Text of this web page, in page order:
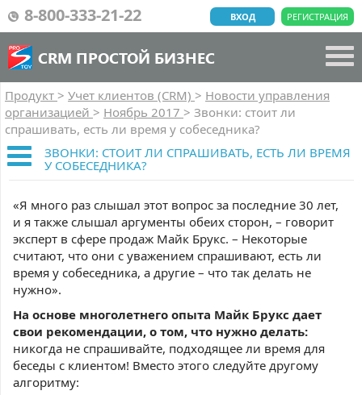
8-800-333-21-22 РЕГИСТРАЦИЯ
ВХОД
CRM ПРОСТОЙ БИЗНЕС
Продукт > Учет клиентов (CRM) > Новости управления
организацией > Ноябрь 2017 > Звонки: стоит ли
спрашивать, есть ли время у собеседника?
ЗВОНКИ: СТОИТ ЛИ СПРАШИВАТЬ, ЕСТЬ ЛИ ВРЕМЯ
У СОБЕСЕДНИКА?
«Я много раз слышал этот вопрос за последние 30 лет,
и я также слышал аргументы обеих сторон, – говорит
эксперт в сфере продаж Майк Брукс. – Некоторые
считают, что они с уважением спрашивают, есть ли
время у собеседника, а другие – что так делать не
нужно».
На основе многолетнего опыта Майк Брукс дает
свои рекомендации, о том, что нужно делать:
никогда не спрашивайте, подходящее ли время для
беседы с клиентом! Вместо этого следуйте другому
алгоритму: